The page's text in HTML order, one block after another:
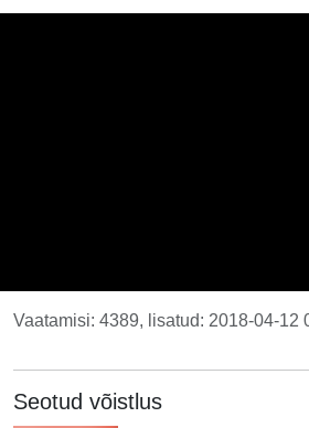
Vaatamisi: 4389, lisatud: 2018-04-12
Seotud võistlus